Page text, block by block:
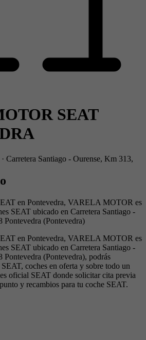
SEAT
Carretera Santiago - Ourense, Km 313,
en Pontevedra, VARELA MOTOR es
SEAT ubicado en Carretera Santiago -
Pontevedra (Pontevedra)
en Pontevedra, VARELA MOTOR es
SEAT ubicado en Carretera Santiago -
(Pontevedra), podrás
coches en oferta y sobre todo un
oficial SEAT donde solicitar cita previa
y recambios para tu coche SEAT.